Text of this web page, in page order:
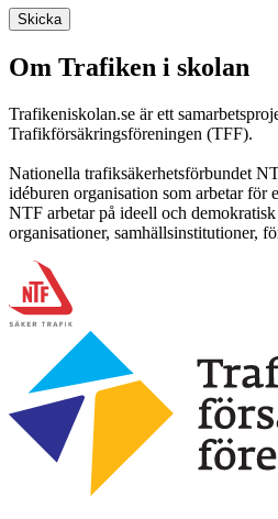
Skicka
Om Trafiken i skolan
Trafikeniskolan.se är ett
Trafikförsäkringsföreningen (TFF).
Nationella trafiksäkerhetsförbundet
idéburen organisation som arbetar för
NTF arbetar på ideell och
organisationer, samhällsinstitutioner,